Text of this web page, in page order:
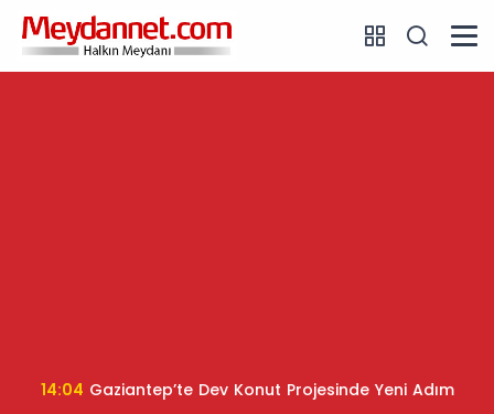
14:04 Gaziantep’te Dev Konut Projesinde Yeni Adım